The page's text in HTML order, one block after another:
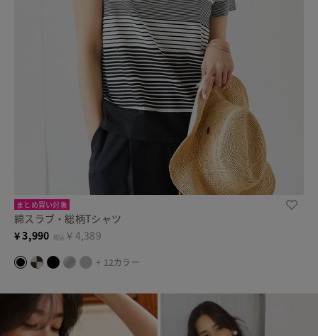
まとめ買い対象
綿スラブ・総柄Tシャツ
¥3,990 税込 ￥4,389
+ 12カラー